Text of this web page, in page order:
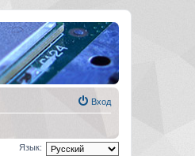
Вход
Язык: